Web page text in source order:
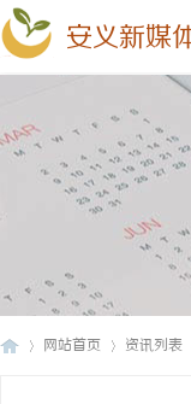
安义新媒
网站首页 资讯列表